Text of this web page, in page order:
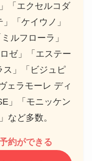
「エクセルコダ
「ケイウノ」
ルフローラ」
ゼ」「エステー
ス」「ビジュピ
ェラモーレ ディ
」「モニッケン
など多数。
約ができる